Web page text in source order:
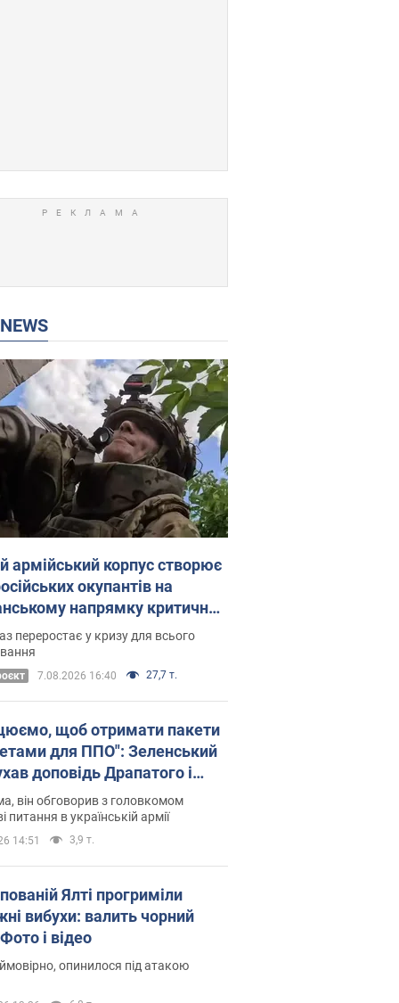
NEWS
армійський корпус створює
окупантів на
напрямку критичний
як це вдалося
переростає у кризу для всього
7.08.2026 16:40 27,7 т.
щоб отримати пакети
для ППО": Зеленський
доповідь Драпатого і
нові кроки
він обговорив з головкомом
питання в українській армії
14:51 3,9 т.
Ялті прогриміли
вибухи: валить чорний
і відео
опинилося під атакою